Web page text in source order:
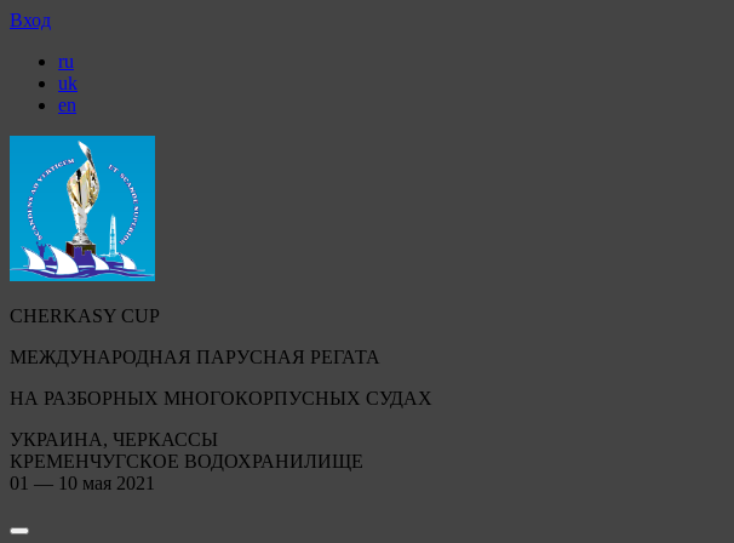
Вход
ru
uk
en
CHERKASY CUP
МЕЖДУНАРОДНАЯ ПАРУСНАЯ РЕГАТА
НА РАЗБОРНЫХ МНОГОКОРПУСНЫХ СУДАХ
УКРАИНА, ЧЕРКАССЫ
КРЕМЕНЧУГСКОЕ ВОДОХРАНИЛИЩЕ
01 — 10 мая 2021